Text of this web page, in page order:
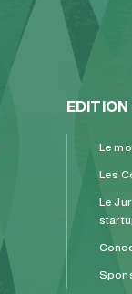
Le
Les
Le